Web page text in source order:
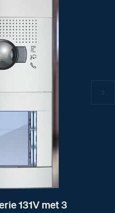
131V met 3